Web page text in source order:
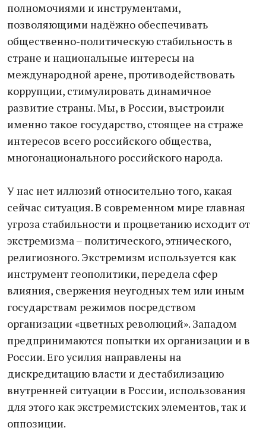
полномочиями и инструментами,
позволяющими надёжно обеспечивать
общественно-политическую стабильность в
стране и национальные интересы на
международной арене, противодействовать
коррупции, стимулировать динамичное
развитие страны. Мы, в России, выстроили
именно такое государство, стоящее на страже
интересов всего российского общества,
многонационального российского народа.
У нас нет иллюзий относительно того, какая
сейчас ситуация. В современном мире главная
угроза стабильности и процветанию исходит от
экстремизма – политического, этнического,
религиозного. Экстремизм используется как
инструмент геополитики, передела сфер
влияния, свержения неугодных тем или иным
государствам режимов посредством
организации «цветных революций». Западом
предпринимаются попытки их организации и в
России. Его усилия направлены на
дискредитацию власти и дестабилизацию
внутренней ситуации в России, использования
для этого как экстремистских элементов, так и
оппозиции.